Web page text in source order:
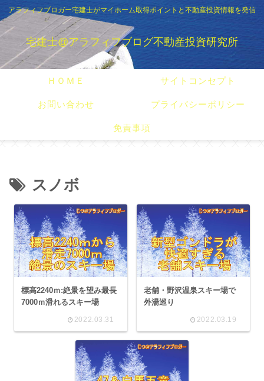
アラフィフブロガー宅建士がマイホーム取得ポイントと不動産投資情報を発信
宅建士@アラフィフブログ不動産投資研究所
ＨＯＭＥ サイトコンセプト
お問い合わせ プライバシーポリシー
免責事項
スノボ
標高2240ｍ:絶景を望み最長
7000ｍ滑れるスキー場
2022.03.31
老舗・野沢温泉スキー場で
外湯巡り
2022.03.19